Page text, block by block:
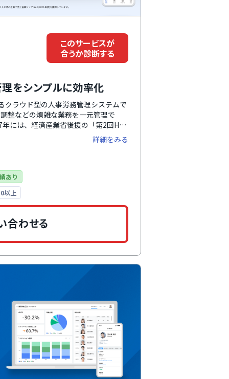
このサービスが
合うか診断する
理をシンプルに効率化
ラウド型の人事労務管理システムで
整などの煩雑な業務を一元管理で
には、経済産業省後援の「第2回HR
優秀賞を受賞しています。詳細をみる
あり
以上
合わせる